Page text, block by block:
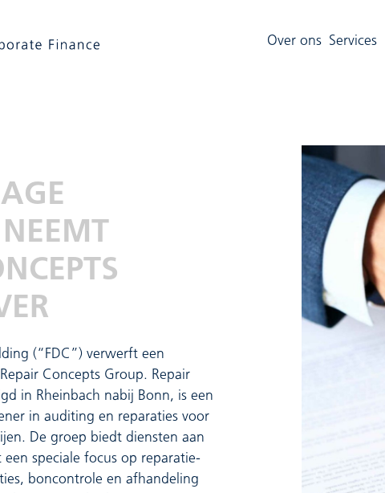
Over ons Services
(“FDC”) verwerft een
Concepts Group. Repair
in Rheinbach nabij Bonn, is een
in auditing en reparaties voor
De groep biedt diensten aan
speciale focus op reparatie-
boncontrole en afhandeling